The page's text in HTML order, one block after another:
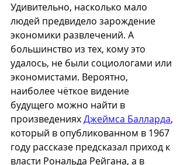
Удивительно, насколько мало
людей предвидело зарождение
экономики развлечений. А
большинство из тех, кому это
удалось, не были социологами или
экономистами. Вероятно,
наиболее чёткое видение
будущего можно найти в
произведениях Джеймса Балларда,
который в опубликованном в 1967
году рассказе предсказал приход к
власти Рональда Рейгана, а в